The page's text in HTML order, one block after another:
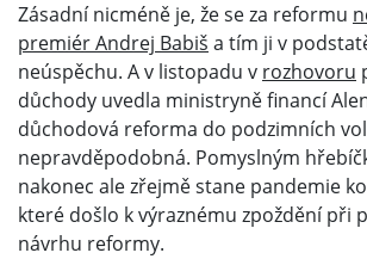
Zásadní nicméně je, že se za reformu
premiér Andrej Babiš a tím ji v
neúspěchu. A v listopadu v rozhovoru
důchody uvedla ministryně financí
důchodová reforma do podzimních
nepravděpodobná. Pomyslným
nakonec ale zřejmě stane pandemie
které došlo k výraznému zpoždění při
návrhu reformy.